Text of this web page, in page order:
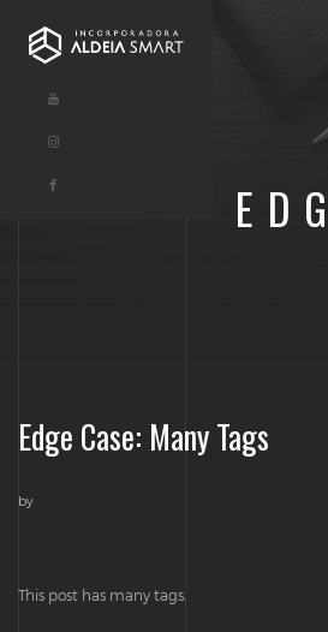
Edge Case: Many Tags
by
This post has many tags.